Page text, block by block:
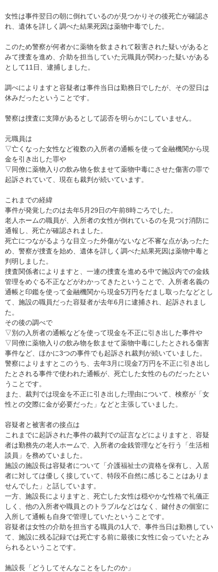
女性は事件翌日の朝に倒れているのが見つかりその後死亡が確認さ
れ、遺体を詳しく調べた結果死因は薬物中毒でした。
このため警察が何者かに薬物を飲まされて殺害された疑いがあると
みて捜査を進め、介助を担当していた元職員が関わった疑いがある
として11日、逮捕しました。
調べによりますと容疑者は事件当日は勤務日でしたが、その翌日は
休みだったということです。
警察は捜査に支障があるとして認否を明らかにしていません。
元職員は
▽亡くなった女性など複数の入所者の通帳を使って金融機関から現
金を引き出した罪や
▽同僚に薬物入りの飲み物を飲ませて薬物中毒にさせた傷害の罪で
起訴されていて、現在も裁判が続いています。
これまでの経緯
事件が発覚したのは去年5月29日の午前8時ごろでした。
老人ホームの職員が、入所者の女性が倒れているのを見つけ消防に
通報し、死亡が確認されました。
死亡につながるような目立った外傷がないなど不審な点があったた
め、警察が捜査を始め、遺体を詳しく調べた結果死因は薬物中毒と
判明しました。
捜査関係者によりますと、一連の捜査を進める中で施設内での金銭
管理をめぐる不正などがわかってきたということで、入所者名義の
通帳と印鑑を使って金融機関から現金5万円をだまし取ったなどとし
て、施設の職員だった容疑者が去年6月に逮捕され、起訴されまし
た。
その後の調べで
▽別の入所者の通帳などを使って現金を不正に引き出した事件や
▽同僚に薬物入りの飲み物を飲ませて薬物中毒にしたとされる傷害
事件など、ほかに3つの事件でも起訴され裁判が続いていました。
警察によりますとこのうち、去年3月に現金7万円を不正に引き出し
たとされる事件で使われた通帳が、死亡した女性のものだったとい
うことです。
また、裁判では現金を不正に引き出した理由について、検察が「女
性との交際に金が必要だった」などと主張していました。
容疑者と被害者の接点は
これまでに起訴された事件の裁判での証言などによりますと、容疑
者は勤務先の老人ホームで、入所者の金銭管理などを行う「生活相
談員」を務めていました。
施設の施設長は容疑者について「介護福祉士の資格を保有し、入居
者に対しては優しく接していて、特段不自然に感じることはありま
せんでした」と話しています。
一方、施設長によりますと、死亡した女性は穏やかな性格で礼儀正
しく、他の入所者や職員とのトラブルなどはなく、鍵付きの個室に
入所して通帳も自身で管理していたということです。
容疑者は女性の介助を担当する職員の1人で、事件当日は勤務してい
て、施設に残る記録では死亡する前に最後に女性に会っていたとみ
られるということです。
施設長「どうしてそんなことをしたのか」